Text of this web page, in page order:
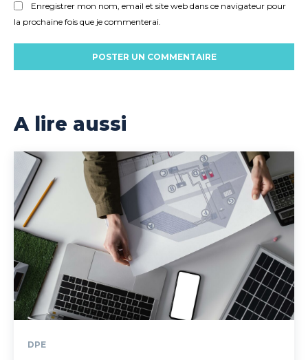
Enregistrer mon nom, email et site web dans ce navigateur pour
la prochaine fois que je commenterai.
A lire aussi
DPE